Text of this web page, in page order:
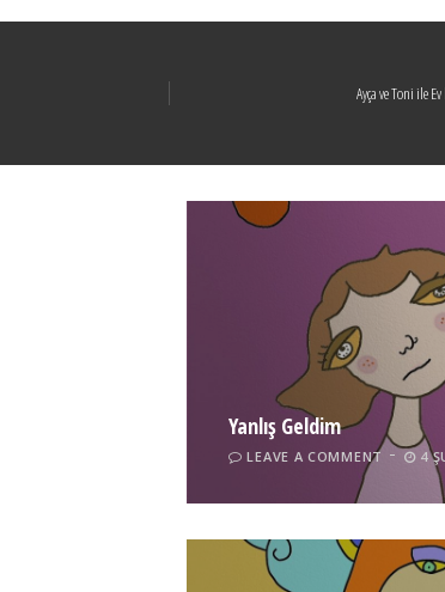
Ayça ve Toni ile
Yanlış Geldim
LEAVE A COMMENT 4